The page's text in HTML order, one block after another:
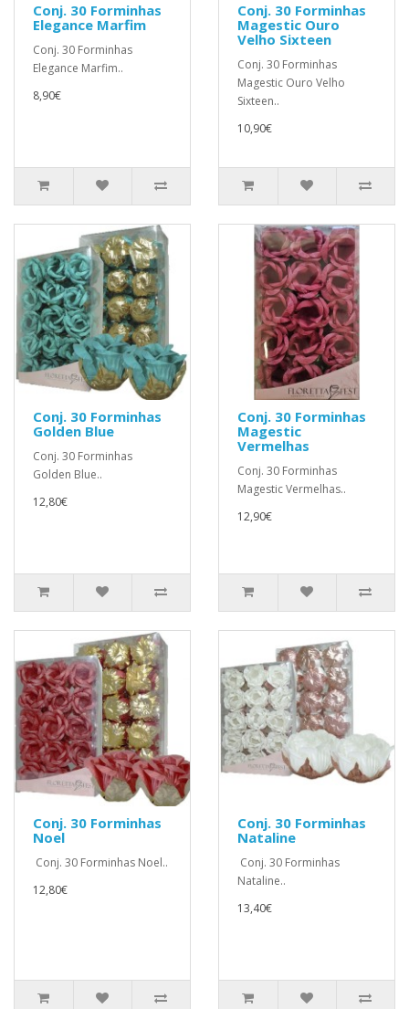
Conj. 30 Forminhas
Elegance Marfim
Conj. 30 Forminhas
Elegance Marfim..
8,90€
Conj. 30 Forminhas
Magestic Ouro
Velho Sixteen
Conj. 30 Forminhas
Magestic Ouro Velho
Sixteen..
10,90€
Conj. 30 Forminhas
Golden Blue
Conj. 30 Forminhas
Golden Blue..
12,80€
Conj. 30 Forminhas
Magestic
Vermelhas
Conj. 30 Forminhas
Magestic Vermelhas..
12,90€
Conj. 30 Forminhas
Noel
Conj. 30 Forminhas Noel..
12,80€
Conj. 30 Forminhas
Nataline
Conj. 30 Forminhas
Nataline..
13,40€